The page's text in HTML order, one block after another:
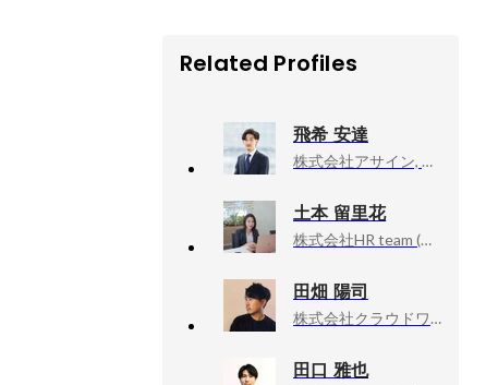
Related Profiles
飛希 安達
株式会社アサイン, 執行役員
土本 留里花
株式会社HR team (旧リアステージ), 新卒リクルーティング本部 サブマネージャー
田畑 陽司
株式会社クラウドワークス, 部長
田口 雅也